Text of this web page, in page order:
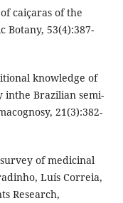
caiçaras of the
Botany, 53(4):387-
knowledge of
Brazilian semi-
21(3):382-
of medicinal
Luís Correia,
Research,